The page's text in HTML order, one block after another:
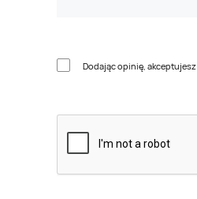
Dodając opinię, akceptujesz